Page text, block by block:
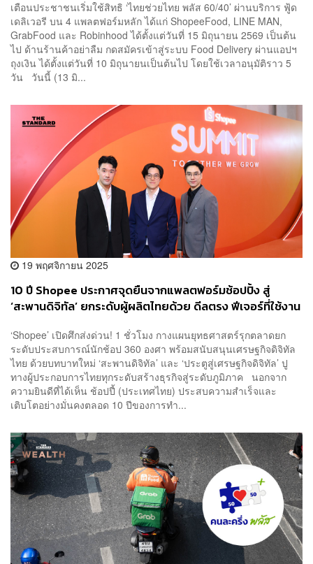
เตือนประชาชนเริ่มใช้สิทธิ ‘ไทยช่วยไทย พลัส 60/40’ ผ่านบริการ ฟู้ด
เดลิเวอรี บน 4 แพลตฟอร์มหลัก ได้แก่ ShopeeFood, LINE MAN,
GrabFood และ Robinhood ได้ตั้งแต่วันที่ 15 มิถุนายน 2569 เป็นต้น
ไป ด้านร้านค้าอย่าลืม กดสมัครเข้าสู่ระบบ Food Delivery ผ่านแอปฯ
ถุงเงิน ได้ตั้งแต่วันที่ 10 มิถุนายนเป็นต้นไป โดยใช้เวลาอนุมัติราว 5
วัน วันนี้ (13 มิ...
19 พฤศจิกายน 2025
10 ปี Shopee ประกาศจุดยืนจากแพลตฟอร์มช้อปปิ้ง สู่
‘สะพานดิจิทัล’ ยกระดับผู้ผลิตไทยด้วย ดีลตรง ฟีเจอร์ที่ใช้งาน
‘Shopee’ เปิดศึกส่งด่วน! 1 ชั่วโมง กางแผนยุทธศาสตร์รุกตลาดยก
ระดับประสบการณ์นักช้อป 360 องศา พร้อมสนับสนุนเศรษฐกิจดิจิทัล
ไทย ด้วยบทบาทใหม่ ‘สะพานดิจิทัล’ และ ‘ประตูสู่เศรษฐกิจดิจิทัล’ ปู
ทางผู้ประกอบการไทยทุกระดับสร้างธุรกิจสู่ระดับภูมิภาค นอกจาก
ความยินดีที่ได้เห็น ช้อปปี้ (ประเทศไทย) ประสบความสำเร็จและ
เติบโตอย่างมั่นคงตลอด 10 ปีของการทำ...